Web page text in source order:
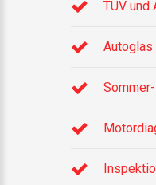
TÜV und
Autoglas